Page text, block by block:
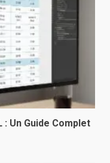
Un Guide Complet